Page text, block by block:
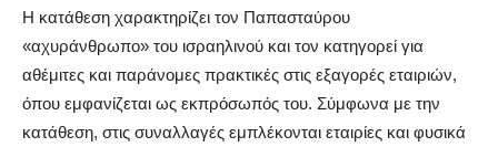
H κατάθεση χαρακτηρίζει τον Παπασταύρου
«αχυράνθρωπο» του ισραηλινού και τον κατηγορεί για
αθέμιτες και παράνομες πρακτικές στις εξαγορές εταιριών,
όπου εμφανίζεται ως εκπρόσωπός του. Σύμφωνα με την
κατάθεση, στις συναλλαγές εμπλέκονται εταιρίες και φυσικά